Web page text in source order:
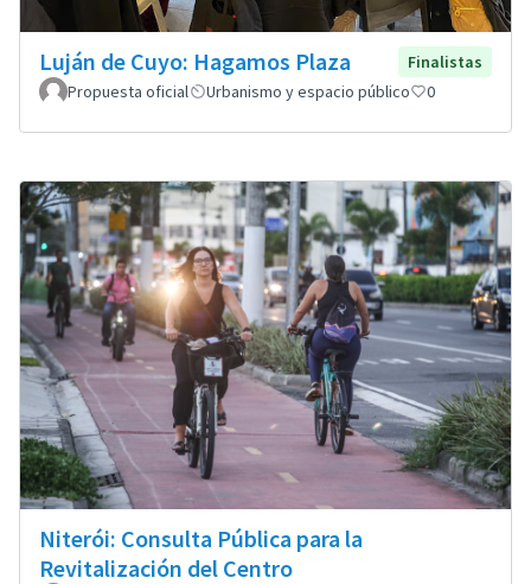
Luján de Cuyo: Hagamos Plaza
Finalistas
Propuesta oficial
Urbanismo y espacio público 0
Niterói: Consulta Pública para la
Revitalización del Centro